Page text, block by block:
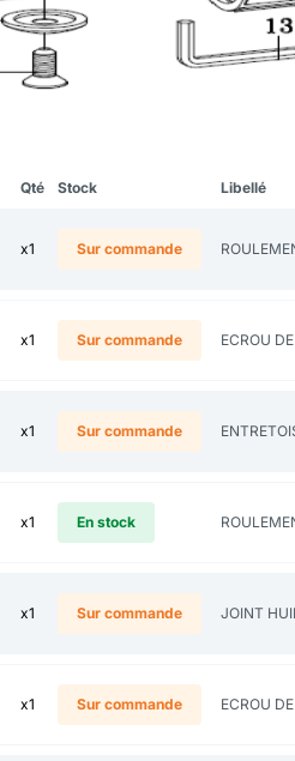
Qté Stock Libellé
x1 Sur commande
x1 Sur commande ECROU
x1 Sur commande
x1 En stock
x1 Sur commande JOINT
x1 Sur commande ECROU